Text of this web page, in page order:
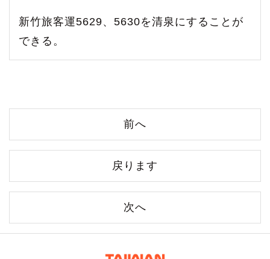
新竹旅客運5629、5630を清泉にすることが
できる。
前へ
戻ります
次へ